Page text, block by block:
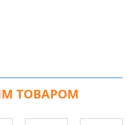
ТОВАРОМ